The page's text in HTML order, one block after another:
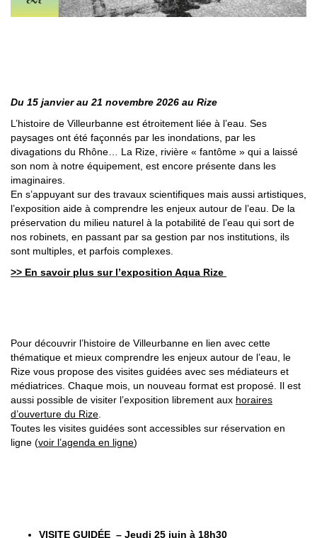
Du 15 janvier au 21 novembre 2026 au Rize
L’histoire de Villeurbanne est étroitement liée à l’eau. Ses
paysages ont été façonnés par les inondations, par les
divagations du Rhône… La Rize, rivière « fantôme » qui a laissé
son nom à notre équipement, est encore présente dans les
imaginaires.
En s’appuyant sur des travaux scientifiques mais aussi artistiques,
l’exposition aide à comprendre les enjeux autour de l’eau. De la
préservation du milieu naturel à la potabilité de l’eau qui sort de
nos robinets, en passant par sa gestion par nos institutions, ils
sont multiples, et parfois complexes.
>> En savoir plus sur l’exposition Aqua Rize
Pour découvrir l’histoire de Villeurbanne en lien avec cette
thématique et mieux comprendre les enjeux autour de l’eau, le
Rize vous propose des visites guidées avec ses médiateurs et
médiatrices. Chaque mois, un nouveau format est proposé. Il est
aussi possible de visiter l’exposition librement aux horaires
d’ouverture du Rize.
Toutes les visites guidées sont accessibles sur réservation en
ligne (voir l’agenda en ligne)
VISITE GUIDÉE – Jeudi 25 juin à 18h30